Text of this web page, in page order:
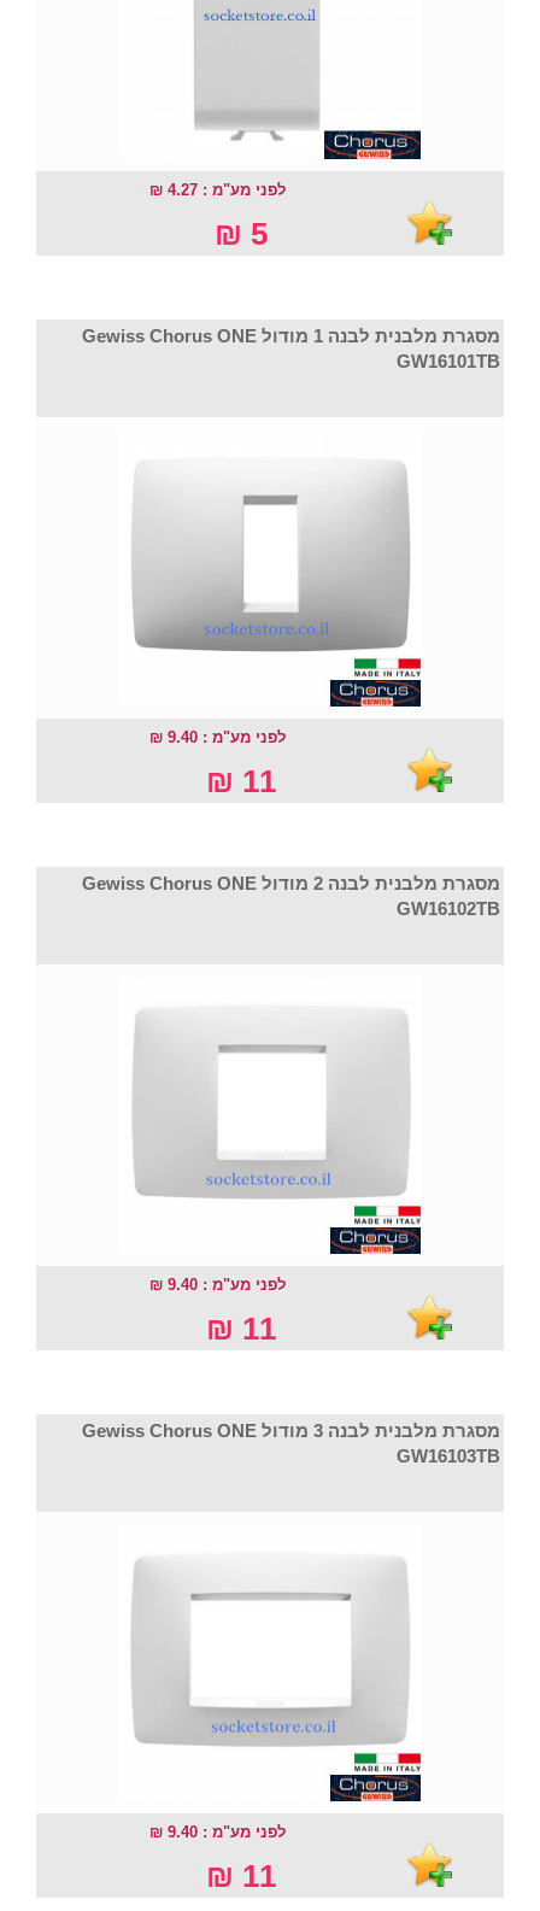
לפני מע"מ : 4.27 ₪
5 ₪
מסגרת מלבנית לבנה 1 מודול Gewiss Chorus ONE
GW16101TB
לפני מע"מ : 9.40 ₪
11 ₪
מסגרת מלבנית לבנה 2 מודול Gewiss Chorus ONE
GW16102TB
לפני מע"מ : 9.40 ₪
11 ₪
מסגרת מלבנית לבנה 3 מודול Gewiss Chorus ONE
GW16103TB
לפני מע"מ : 9.40 ₪
11 ₪